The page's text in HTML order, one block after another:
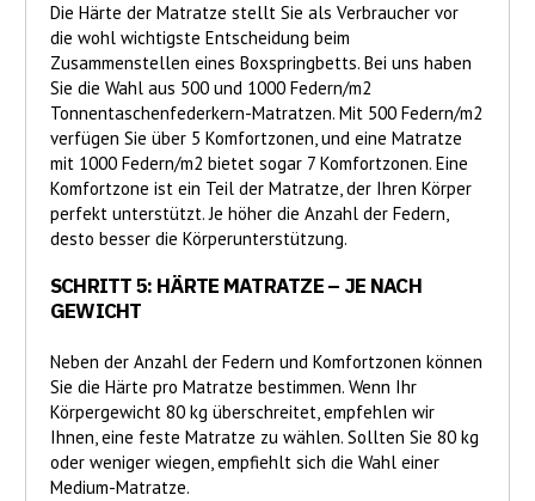
Die Härte der Matratze stellt Sie als Verbraucher vor
die wohl wichtigste Entscheidung beim
Zusammenstellen eines Boxspringbetts. Bei uns haben
Sie die Wahl aus 500 und 1000 Federn/m2
Tonnentaschenfederkern-Matratzen. Mit 500 Federn/m2
verfügen Sie über 5 Komfortzonen, und eine Matratze
mit 1000 Federn/m2 bietet sogar 7 Komfortzonen. Eine
Komfortzone ist ein Teil der Matratze, der Ihren Körper
perfekt unterstützt. Je höher die Anzahl der Federn,
desto besser die Körperunterstützung.
SCHRITT 5: HÄRTE MATRATZE – JE NACH
GEWICHT
Neben der Anzahl der Federn und Komfortzonen können
Sie die Härte pro Matratze bestimmen. Wenn Ihr
Körpergewicht 80 kg überschreitet, empfehlen wir
Ihnen, eine feste Matratze zu wählen. Sollten Sie 80 kg
oder weniger wiegen, empfiehlt sich die Wahl einer
Medium-Matratze.